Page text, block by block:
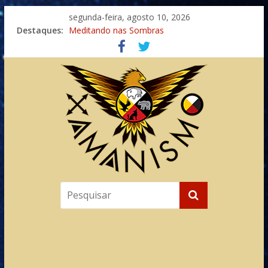
segunda-feira, agosto 10, 2026
Destaques: Meditando nas Sombras
Autosuficiência: A Jornada do Espírito Ancestral
Xamanismo Universal
Totens – Caminho Espiritual – Crescimento
Imaginação na Cura